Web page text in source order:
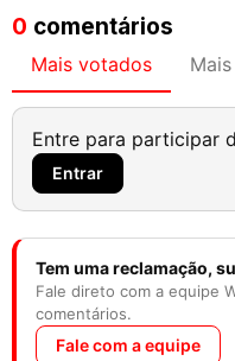
0 comentários
Mais votados
Entre para participar
Entrar
Tem uma reclamação,
Fale direto com a equipe
comentários.
Fale com a equipe